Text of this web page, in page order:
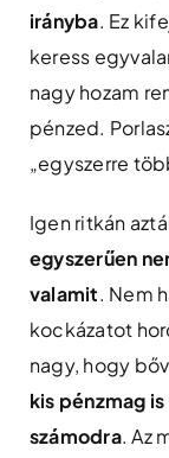
irányba. Ez
keress
nagy hozam
pénzed.
„egyszerre
Igen ritkán
egyszerűen
valamit. Nem
kockázatot
nagy, hogy
kis pénzmag
számodra. Az